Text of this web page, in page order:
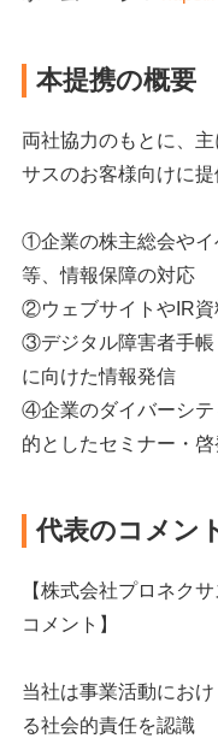
本提携の概要
両社協力のもとに、
サスのお客様向けに提
①企業の株主総会やイ
等、情報保障の対応
②ウェブサイトやIR資
③デジタル障害者手帳
に向けた情報発信
④企業のダイバーシテ
的としたセミナー・
代表のコメン
【株式会社プロネ
コメント】
当社は事業活動におけ
る社会的責任を認識